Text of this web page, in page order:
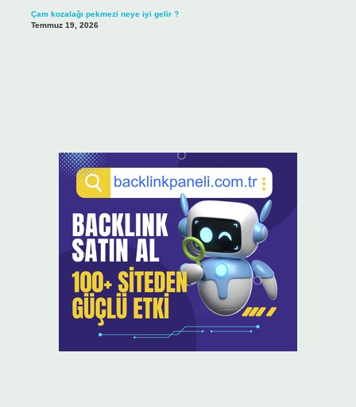
Çam kozalağı pekmezi neye iyi gelir ?
Temmuz 19, 2026